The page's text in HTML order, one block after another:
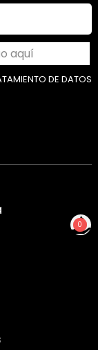
0
DE DATOS